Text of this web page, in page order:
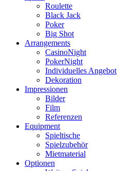
Roulette
Black Jack
Poker
Big Shot
Arrangements
CasinoNight
PokerNight
Individuelles Angebot
Dekoration
Impressionen
Bilder
Film
Referenzen
Equipment
Spieltische
Spielzubehör
Mietmaterial
Optionen